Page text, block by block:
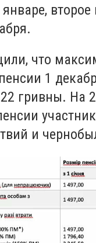
что
1
гривны. На
и